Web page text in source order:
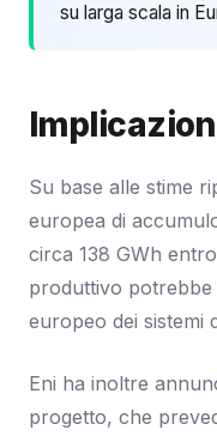
su larga scala in
Su base alle stime
europea di
circa 138 GWh
produttivo
europeo dei sistemi
Eni ha inoltre
progetto, che